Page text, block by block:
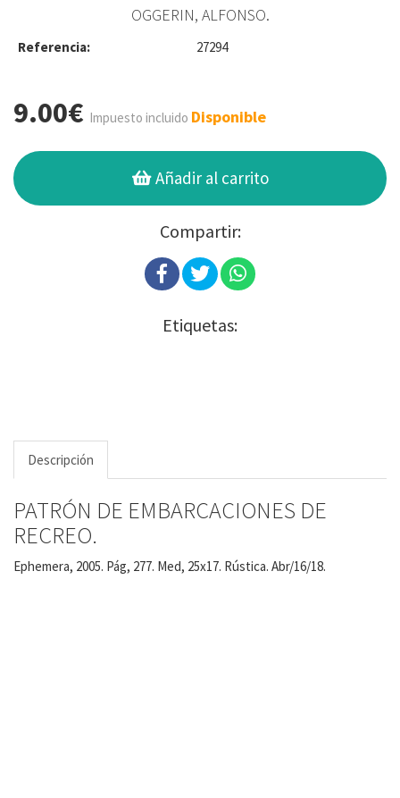
OGGERIN, ALFONSO.
Referencia: 27294
9.00€ Impuesto incluido Disponible
Añadir al carrito
Compartir:
Etiquetas:
Descripción
PATRÓN DE EMBARCACIONES DE
RECREO.
Ephemera, 2005. Pág, 277. Med, 25x17. Rústica. Abr/16/18.